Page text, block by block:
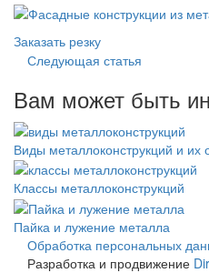
Заказать резку
Следующая статья
Вам может быть
Виды металлоконструкций и их
Классы металлоконструкций
Пайка и лужение металла
Обработка персональных
Разработка и продвижение